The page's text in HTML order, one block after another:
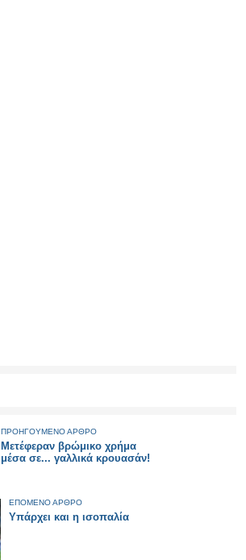
ΠΡΟΗΓΟΥΜΕΝΟ ΑΡΘΡΟ
Μετέφεραν βρώμικο χρήμα
μέσα σε... γαλλικά κρουασάν!
ΕΠΟΜΕΝΟ ΑΡΘΡΟ
Υπάρχει και η ισοπαλία